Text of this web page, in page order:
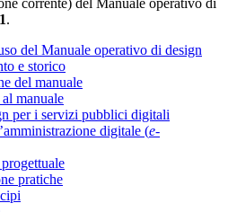
.
del Manuale operativo di design
e storico
del manuale
manuale
per i servizi pubblici digitali
digitale (e-
pratiche